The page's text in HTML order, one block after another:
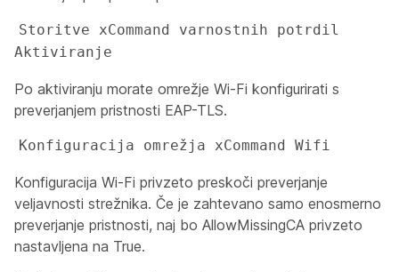
Storitve xCommand varnostnih potrdil
Aktiviranje
Po aktiviranju morate omrežje Wi-Fi konfigurirati s
preverjanjem pristnosti EAP-TLS.
Konfiguracija omrežja xCommand Wifi
Konfiguracija Wi-Fi privzeto preskoči preverjanje
veljavnosti strežnika. Če je zahtevano samo enosmerno
preverjanje pristnosti, naj bo AllowMissingCA privzeto
nastavljena na True.